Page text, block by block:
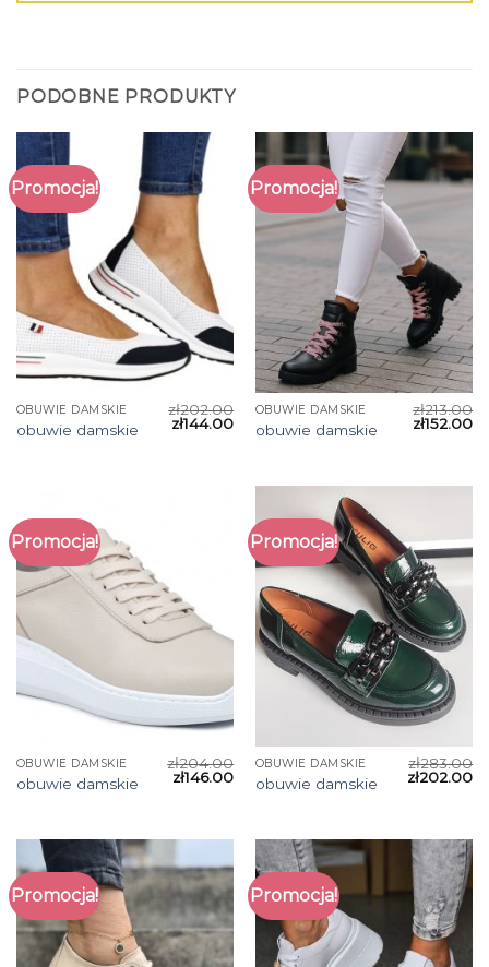
PODOBNE PRODUKTY
Promocja!
OBUWIE DAMSKIE
obuwie damskie
zł202.00
zł144.00
Promocja!
OBUWIE DAMSKIE
obuwie damskie
zł213.00
zł152.00
Promocja!
OBUWIE DAMSKIE
obuwie damskie
zł204.00
zł146.00
Promocja!
OBUWIE DAMSKIE
obuwie damskie
zł283.00
zł202.00
Promocja! Promocja!